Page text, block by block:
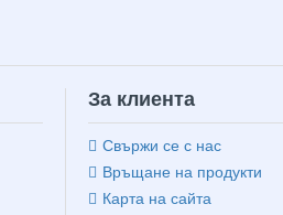
За клиента
Свържи се с нас
Връщане на продукти
Карта на сайта